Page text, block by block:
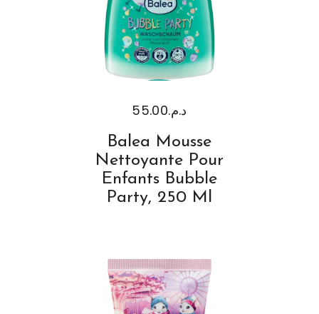
د.م.55.00
Balea Mousse
Nettoyante Pour
Enfants Bubble
Party, 250 Ml